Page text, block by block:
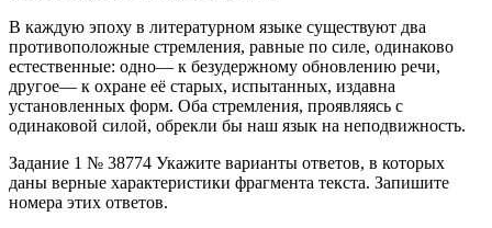
В каждую эпоху в литературном языке существуют два
противоположные стремления, равные по силе, одинаково
естественные: одно— к безудержному обновлению речи,
другое— к охране её старых, испытанных, издавна
установленных форм. Оба стремления, проявляясь с
одинаковой силой, обрекли бы наш язык на неподвижность.
Задание 1 № 38774 Укажите варианты ответов, в которых
даны верные характеристики фрагмента текста. Запишите
номера этих ответов.